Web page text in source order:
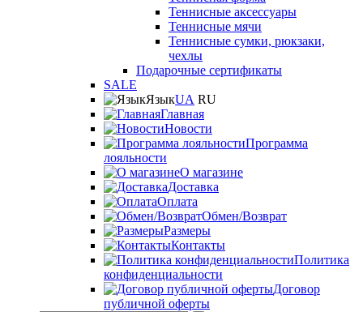
Теннисные аксессуары
Теннисные мячи
Теннисные сумки, рюкзаки,
чехлы
Подарочные сертификаты
SALE
ЯзыкUA RU
Главная
Новости
Программа
лояльности
О магазине
Доставка
Оплата
Обмен/Возврат
Размеры
Контакты
Политика
конфиденциальности
Договор
публичной оферты